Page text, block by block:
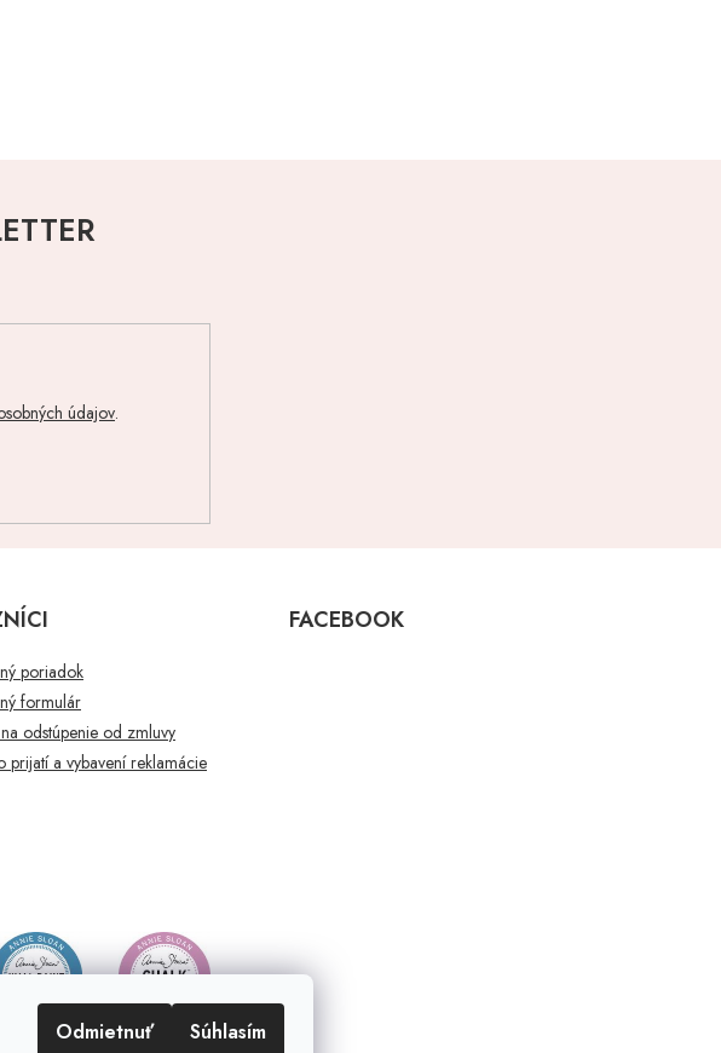
Odmietnuť Súhlasím
údajov.
poriadok
formulár
odstúpenie od zmluvy
prijatí a vybavení reklamácie
FACEBOOK